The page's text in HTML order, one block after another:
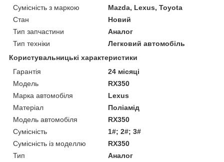
Сумісність з маркою
Mazda, Lexus, Toyota
Стан
Новий
Тип запчастини
Аналог
Тип техніки
Легковий автомобіль
Користувальницькі характеристики
Гарантія
24 місяці
Мoдель
RX350
Марка автомобіля
Lexus
Матеріал
Поліамід
Модель автомобіля
RX350
Сумісність
1#; 2#; 3#
Сумісність із моделлю
RX350
Тип
Аналог